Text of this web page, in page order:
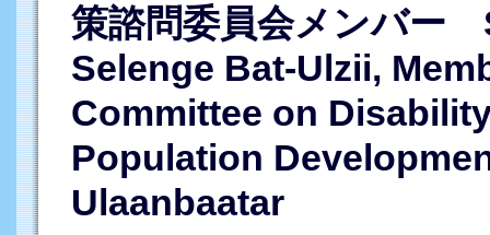
策諮問委員会メンバー
Selenge Bat-Ulzii,
Committee on
Population
Ulaanbaatar